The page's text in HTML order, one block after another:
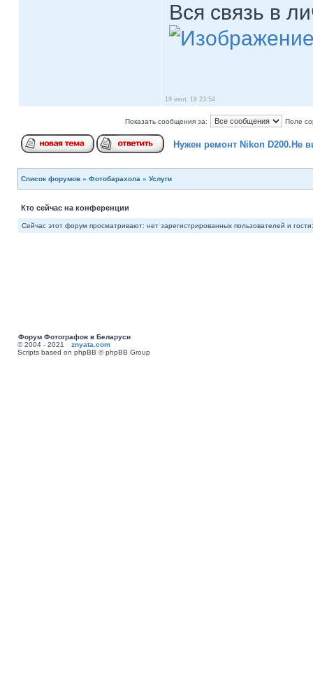
Вся связь в
19 июл, 19 23:54
Показать сообщения за: Поле
Нужен ремонт Nikon D200.Не
Список форумов » Фотобарахола » Услуги
Кто сейчас на конференции
Сейчас этот форум просматривают: нет зарегистрированных пользователей и
Форум Фотографов в Беларуси
© 2004 - 2021 znyata.com
Scripts based on phpBB © phpBB Group